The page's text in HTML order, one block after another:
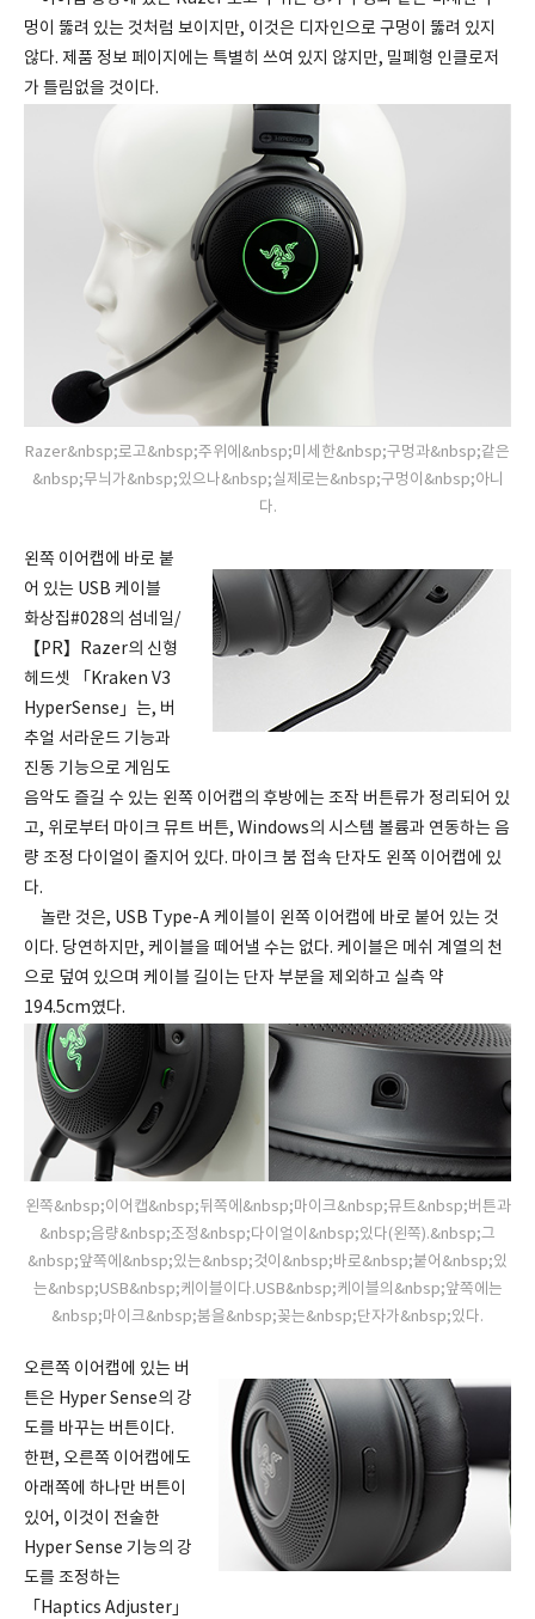
멍이 뚫려 있는 것처럼 보이지만, 이것은 디자인으로 구멍이 뚫려 있지
않다. 제품 정보 페이지에는 특별히 쓰여 있지 않지만, 밀폐형 인클로저
가 틀림없을 것이다.
Razer&nbsp;로고&nbsp;주위에&nbsp;미세한&nbsp;구멍과&nbsp;같은
&nbsp;무늬가&nbsp;있으나&nbsp;실제로는&nbsp;구멍이&nbsp;아니
다.
왼쪽 이어캡에 바로 붙
어 있는 USB 케이블
화상집#028의 섬네일/
【PR】Razer의 신형
헤드셋 「Kraken V3
HyperSense」는, 버
추얼 서라운드 기능과
진동 기능으로 게임도
음악도 즐길 수 있는 왼쪽 이어캡의 후방에는 조작 버튼류가 정리되어 있
고, 위로부터 마이크 뮤트 버튼, Windows의 시스템 볼륨과 연동하는 음
량 조정 다이얼이 줄지어 있다. 마이크 붐 접속 단자도 왼쪽 이어캡에 있
다.
놀란 것은, USB Type-A 케이블이 왼쪽 이어캡에 바로 붙어 있는 것
이다. 당연하지만, 케이블을 떼어낼 수는 없다. 케이블은 메쉬 계열의 천
으로 덮여 있으며 케이블 길이는 단자 부분을 제외하고 실측 약
194.5cm였다.
왼쪽&nbsp;이어캡&nbsp;뒤쪽에&nbsp;마이크&nbsp;뮤트&nbsp;버튼과
&nbsp;음량&nbsp;조정&nbsp;다이얼이&nbsp;있다(왼쪽).&nbsp;그
&nbsp;앞쪽에&nbsp;있는&nbsp;것이&nbsp;바로&nbsp;붙어&nbsp;있
는&nbsp;USB&nbsp;케이블이다.USB&nbsp;케이블의&nbsp;앞쪽에는
&nbsp;마이크&nbsp;붐을&nbsp;꽂는&nbsp;단자가&nbsp;있다.
오른쪽 이어캡에 있는 버
튼은 Hyper Sense의 강
도를 바꾸는 버튼이다.
한편, 오른쪽 이어캡에도
아래쪽에 하나만 버튼이
있어, 이것이 전술한
Hyper Sense 기능의 강
도를 조정하는
「Haptics Adjuster」